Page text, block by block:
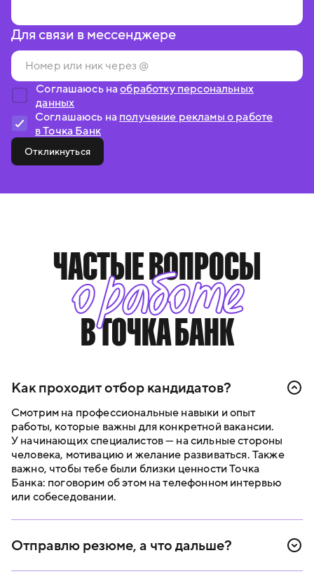
Для связи в мессенджере
Соглашаюсь наобработку персональных
данных
Соглашаюсь на получение рекламы о работе
в Точка Банк
Откликнуться
ЧАСТЫЕ ВОПРОСЫ
о работе
В ТОЧКА БАНК
Как проходит отбор кандидатов?
Смотрим на профессиональные навыки и опыт
работы, которые важны для конкретной вакансии.
У начинающих специалистов — на сильные стороны
человека, мотивацию и желание развиваться. Также
важно, чтобы тебе были близки ценности Точка
Банка: поговорим об этом на телефонном интервью
или собеседовании.
Отправлю резюме, а что дальше?
В течение двух рабочих дней свяжемся с тобой,